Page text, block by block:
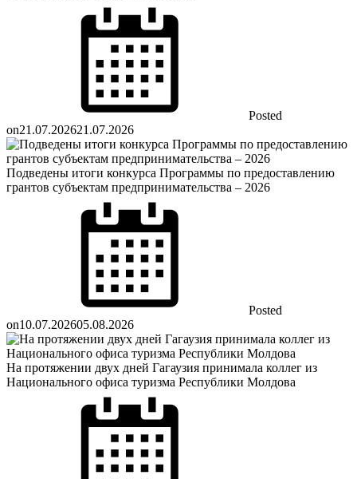
Posted
on21.07.202621.07.2026
Подведены итоги конкурса Программы по предоставлению
грантов субъектам предпринимательства – 2026
Posted
on10.07.202605.08.2026
На протяжении двух дней Гагаузия принимала коллег из
Национального офиса туризма Республики Молдова